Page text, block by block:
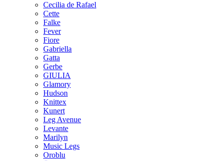
Cecilia de Rafael
Cette
Falke
Fever
Fiore
Gabriella
Gatta
Gerbe
GIULIA
Glamory
Hudson
Knittex
Kunert
Leg Avenue
Levante
Marilyn
Music Legs
Oroblu